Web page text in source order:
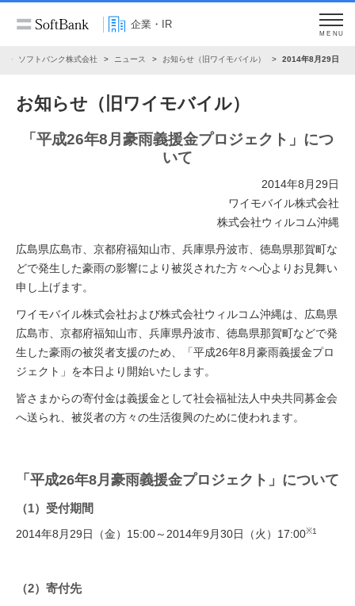
企業・IR
MENU
ソフトバンク株式会社 ニュース お知らせ（旧ワイモバイル） 2014年8月29日
お知らせ（旧ワイモバイル）
「平成26年8月豪雨義援金プロジェクト」につ
いて
2014年8月29日
ワイモバイル株式会社
株式会社ウィルコム沖縄
広島県広島市、京都府福知山市、兵庫県丹波市、徳島県那賀町な
どで発生した豪雨の影響により被災された方々へ心よりお見舞い
申し上げます。
ワイモバイル株式会社および株式会社ウィルコム沖縄は、広島県
広島市、京都府福知山市、兵庫県丹波市、徳島県那賀町などで発
生した豪雨の被災者支援のため、「平成26年8月豪雨義援金プロ
ジェクト」を本日より開始いたします。
皆さまからの寄付金は義援金として社会福祉法人中央共同募金会
へ送られ、被災者の方々の生活復興のために使われます。
「平成26年8月豪雨義援金プロジェクト」について
（1）受付期間
2014年8月29日（金）15:00～2014年9月30日（火）17:00※1
（2）寄付先